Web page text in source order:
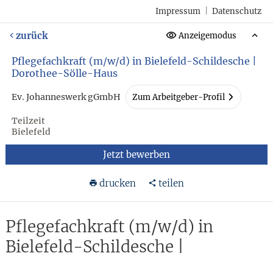
Impressum Datenschutz
zurück Anzeigemodus
Pflegefachkraft (m/w/d) in Bielefeld-Schildesche |
Dorothee-Sölle-Haus
Ev. Johanneswerk gGmbH Zum Arbeitgeber-Profil
Teilzeit
Bielefeld
Jetzt bewerben
drucken teilen
Pflegefachkraft (m/w/d) in
Bielefeld-Schildesche |